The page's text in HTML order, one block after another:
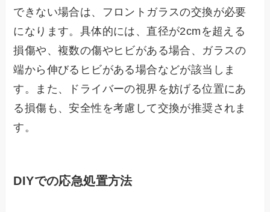
できない場合は、フロントガラスの交換が必要
になります。具体的には、直径が2cmを超える
損傷や、複数の傷やヒビがある場合、ガラスの
端から伸びるヒビがある場合などが該当しま
す。また、ドライバーの視界を妨げる位置にあ
る損傷も、安全性を考慮して交換が推奨されま
す。
DIYでの応急処置方法